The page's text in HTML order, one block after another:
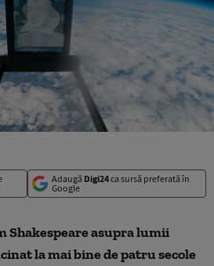
Adaugă Digi24ca sursă preferată în
Google
asupra lumii
la mai bine de patru secole